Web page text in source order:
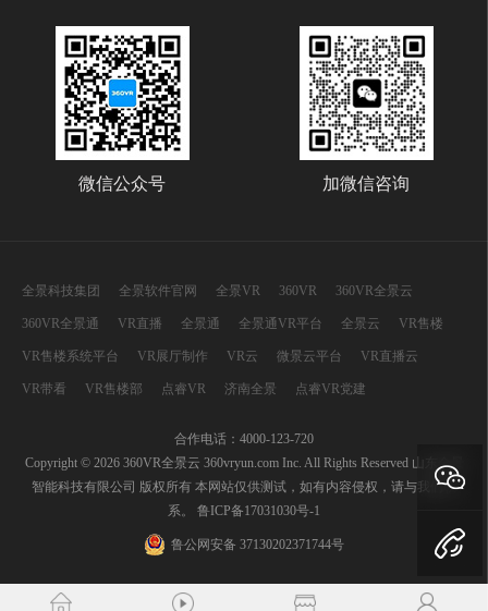
微信公众号 加微信咨询
全景科技集团 全景软件官网 全景VR 360VR 360VR全景云
360VR全景通 VR直播 全景通 全景通VR平台 全景云 VR售楼
VR售楼系统平台 VR展厅制作 VR云 微景云平台 VR直播云
VR带看 VR售楼部 点睿VR 济南全景 点睿VR党建
合作电话：4000-123-720
Copyright © 2026 360VR全景云 360vryun.com Inc. All Rights Reserved 山东全景
智能科技有限公司 版权所有 本网站仅供测试，如有内容侵权，请与我们联
系。 鲁ICP备17031030号-1
鲁公网安备 37130202371744号